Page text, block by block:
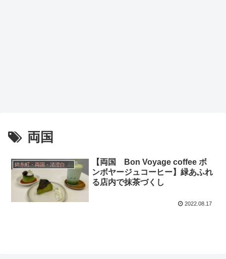
両国
【両国 Bon Voyage coffee ボ
ンボヤージュコーヒー】緑あふれ
る店内で抹茶づくし
2022.08.17